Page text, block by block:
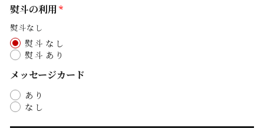
熨斗の利用
熨斗なし
熨斗なし
熨斗あり
メッセージカード
あり
なし